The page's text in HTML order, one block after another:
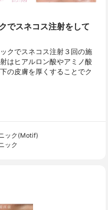
でスネコス注射をして
クでスネコス注射３回の施
はヒアルロン酸やアミノ酸
の皮膚を厚くすることでク
ック(Motif)
ック